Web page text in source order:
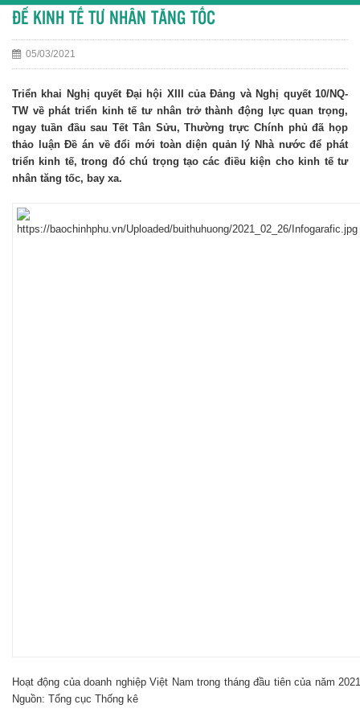
ĐỂ KINH TẾ TƯ NHÂN TĂNG TỐC
05/03/2021
Triển khai Nghị quyết Đại hội XIII của Đảng và Nghị quyết 10/NQ-
TW về phát triển kinh tế tư nhân trở thành động lực quan trọng,
ngay tuần đầu sau Tết Tân Sửu, Thường trực Chính phủ đã họp
thảo luận Đề án về đổi mới toàn diện quản lý Nhà nước để phát
triển kinh tế, trong đó chú trọng tạo các điều kiện cho kinh tế tư
nhân tăng tốc, bay xa.
Hoạt động của doanh nghiệp Việt Nam trong tháng đầu tiên của năm
Nguồn: Tổng cục Thống kê